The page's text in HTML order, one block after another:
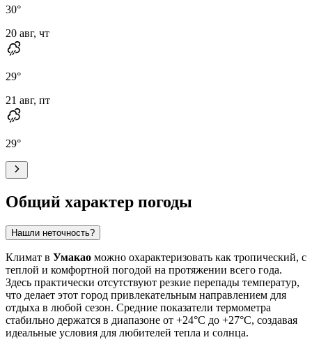
30°
20 авг, чт
29°
21 авг, пт
29°
Общий характер погоды
Нашли неточность?
Климат в Умакао можно охарактеризовать как тропический, с
теплой и комфортной погодой на протяжении всего года.
Здесь практически отсутствуют резкие перепады температур,
что делает этот город привлекательным направлением для
отдыха в любой сезон. Средние показатели термометра
стабильно держатся в диапазоне от +24°C до +27°C, создавая
идеальные условия для любителей тепла и солнца.